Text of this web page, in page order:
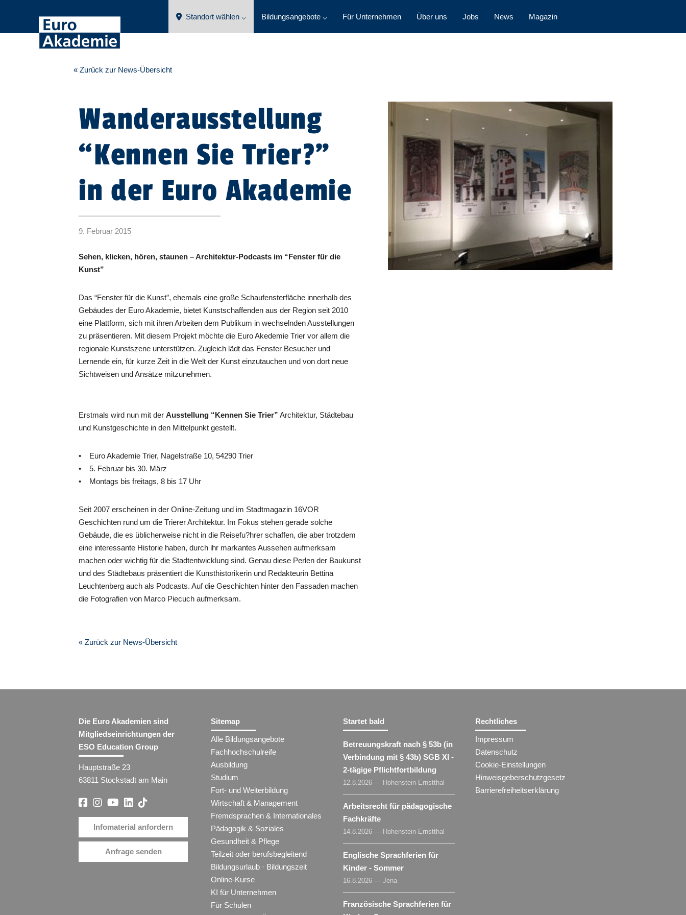
Standort wählen ⌵ Bildungsangebote ⌵ Für Unternehmen Über uns Jobs News Magazin
« Zurück zur News-Übersicht
Wanderausstellung
“Kennen Sie Trier?”
in der Euro Akademie
9. Februar 2015
Sehen, klicken, hören, staunen – Architektur-Podcasts im “Fenster für die
Kunst”
Das “Fenster für die Kunst”, ehemals eine große Schaufensterfläche innerhalb des
Gebäudes der Euro Akademie, bietet Kunstschaffenden aus der Region seit 2010
eine Plattform, sich mit ihren Arbeiten dem Publikum in wechselnden Ausstellungen
zu präsentieren. Mit diesem Projekt möchte die Euro Akedemie Trier vor allem die
regionale Kunstszene unterstützen. Zugleich lädt das Fenster Besucher und
Lernende ein, für kurze Zeit in die Welt der Kunst einzutauchen und von dort neue
Sichtweisen und Ansätze mitzunehmen.
Erstmals wird nun mit derAusstellung “Kennen Sie Trier” Architektur, Städtebau
und Kunstgeschichte in den Mittelpunkt gestellt.
• Euro Akademie Trier, Nagelstraße 10, 54290 Trier
• 5. Februar bis 30. März
• Montags bis freitags, 8 bis 17 Uhr
Seit 2007 erscheinen in der Online-Zeitung und im Stadtmagazin 16VOR
Geschichten rund um die Trierer Architektur. Im Fokus stehen gerade solche
Gebäude, die es üblicherweise nicht in die Reisefu?hrer schaffen, die aber trotzdem
eine interessante Historie haben, durch ihr markantes Aussehen aufmerksam
machen oder wichtig für die Stadtentwicklung sind. Genau diese Perlen der Baukunst
und des Städtebaus präsentiert die Kunsthistorikerin und Redakteurin Bettina
Leuchtenberg auch als Podcasts. Auf die Geschichten hinter den Fassaden machen
die Fotografien von Marco Piecuch aufmerksam.
« Zurück zur News-Übersicht
Die Euro Akademien sind
Mitgliedseinrichtungen der
ESO Education Group
Hauptstraße 23
63811 Stockstadt am Main
Infomaterial anfordern
Anfrage senden
Sitemap
Alle Bildungsangebote
Fachhochschulreife
Ausbildung
Studium
Fort- und Weiterbildung
Wirtschaft & Management
Fremdsprachen & Internationales
Pädagogik & Soziales
Gesundheit & Pflege
Teilzeit oder berufsbegleitend
Bildungsurlaub · Bildungszeit
Online-Kurse
KI für Unternehmen
Für Schulen
Startet bald
Betreuungskraft nach § 53b (in
Verbindung mit § 43b) SGB XI -
2-tägige Pflichtfortbildung
12.8.2026 — Hohenstein-Ernstthal
Arbeitsrecht für pädagogische
Fachkräfte
14.8.2026 — Hohenstein-Ernstthal
Englische Sprachferien für
Kinder - Sommer
16.8.2026 — Jena
Französische Sprachferien für
Rechtliches
Impressum
Datenschutz
Cookie-Einstellungen
Hinweisgeberschutzgesetz
Barrierefreiheitserklärung